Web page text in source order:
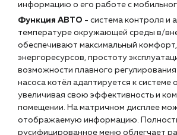
Пн – пт: 9:00 – 18:00
sales@profpotok.ru
г. Краснодар, ул. Российская, 63
информацию о его работе с
Функция АВТО - система контроля и
температуре окружающей среды в/
обеспечивают максимальный
энергоресурсов, простоту
возможности плавного
насоса котёл адаптируется к системе
увеличивая свою эффективность и
помещении. На матричном дисплее
отображаемую информацию.
русифицированное меню облегчает